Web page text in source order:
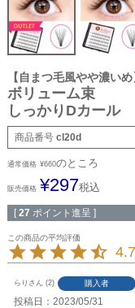
【自まつ毛風やや濃いめ
ボリューム束
しっかりDカール
商品番号 cl20d
通常価格 ¥660のところ
販売価格 ¥297税込
[ 27 ポイント進呈 ]
らり 2 購入者
投稿日
2023/05/31